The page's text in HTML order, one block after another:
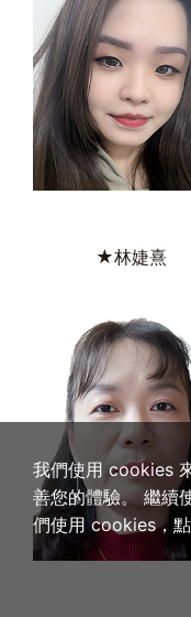
★林婕熹
我們使用 cookies
善您的體驗。 繼續
們使用 cookies，